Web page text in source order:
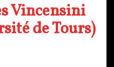
Vincensini
de Tours)